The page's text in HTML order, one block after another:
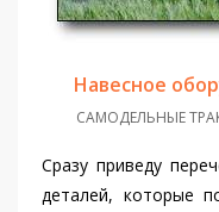
Навесное
САМОДЕЛЬНЫЕ
Сразу приведу
деталей, которые